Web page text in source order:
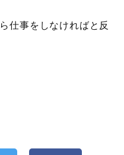
仕事をしなければと反